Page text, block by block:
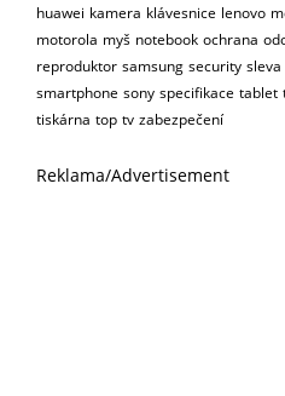
huawei kamera klávesnice lenovo
motorola myš notebook ochrana
reproduktor samsung security sleva
smartphone sony specifikace tablet
tiskárna top tv zabezpečení
Reklama/Advertisement